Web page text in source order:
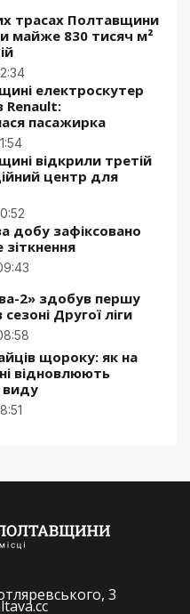
трасах Полтавщини
майже 830 тисяч м²
електроскутер
Renault:
пасажирка
відкрили третій
центр для
добу зафіксовано
2» здобув першу
Другої ліги
щороку: як на
відновлюють
виду
3